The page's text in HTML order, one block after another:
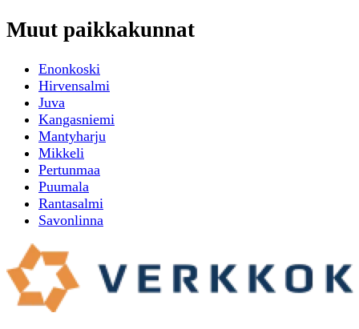
Muut paikkakunnat
Enonkoski
Hirvensalmi
Juva
Kangasniemi
Mantyharju
Mikkeli
Pertunmaa
Puumala
Rantasalmi
Savonlinna